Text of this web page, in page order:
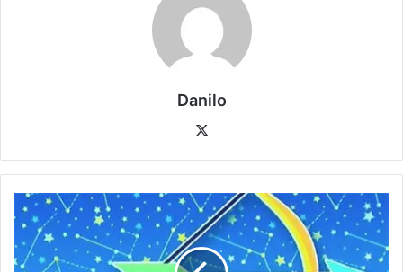
Danilo